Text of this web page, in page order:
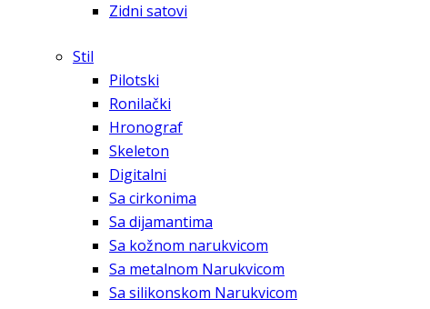
Zidni satovi
Stil
Pilotski
Ronilački
Hronograf
Skeleton
Digitalni
Sa cirkonima
Sa dijamantima
Sa kožnom narukvicom
Sa metalnom Narukvicom
Sa silikonskom Narukvicom